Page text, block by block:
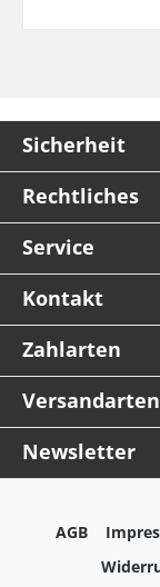
Sicherheit
Rechtliches
Service
Kontakt
Zahlarten
Versandarten
Newsletter
AGB